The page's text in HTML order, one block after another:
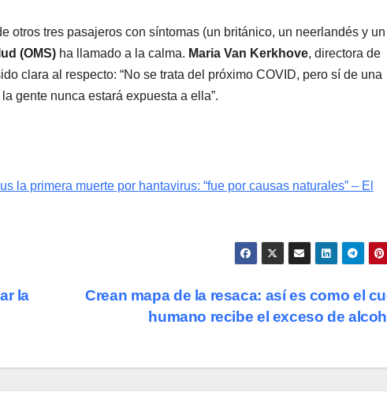
otros tres pasajeros con síntomas (un británico, un neerlandés y un
(OMS) ha llamado a la calma. Maria Van Kerkhove, directora de
clara al respecto: “No se trata del próximo COVID, pero sí de una
gente nunca estará expuesta a ella”.
la primera muerte por hantavirus: “fue por causas naturales” – El
Crean mapa de la resaca: así es como el
humano recibe el exceso de
la